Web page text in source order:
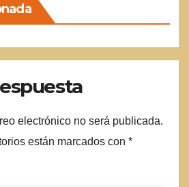
electrónico no será publicada.
están marcados con *